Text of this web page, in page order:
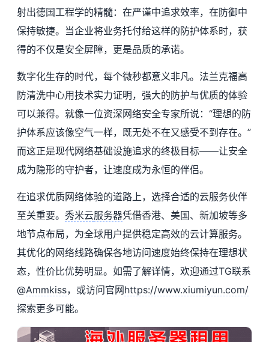
射出德国工程学的精髓：在严谨中追求效率，在防御中
保持敏捷。当企业将业务托付给这样的防护体系时，获
得的不仅是安全屏障，更是品质的承诺。
数字化生存的时代，每个微秒都意义非凡。法兰克福高
防清洗中心用技术实力证明，强大的防护与优质的体验
可以兼得。就像一位资深网络安全专家所说：“理想的防
护体系应该像空气一样，既无处不在又感受不到存在。”
而这正是现代网络基础设施追求的终极目标——让安全
成为隐形的守护者，让速度成为永恒的伴侣。
在追求优质网络体验的道路上，选择合适的云服务伙伴
至关重要。 秀米云服务器凭借香港、美国、新加坡等多
地节点布局，为全球用户提供稳定高效的云计算服务。
其优化的网络线路确保各地访问速度始终保持在理想状
态，性价比优势明显。如需了解详情，欢迎通过TG联系
@Ammkiss，或访问官网https://www.xiumiyun.com/
探索更多可能。